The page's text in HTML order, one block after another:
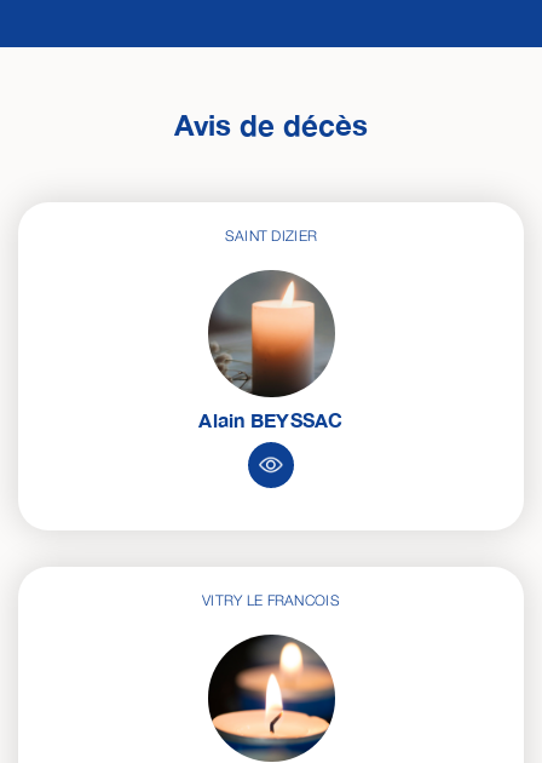
Avis de décès
SAINT DIZIER
Alain BEYSSAC
VITRY LE FRANCOIS